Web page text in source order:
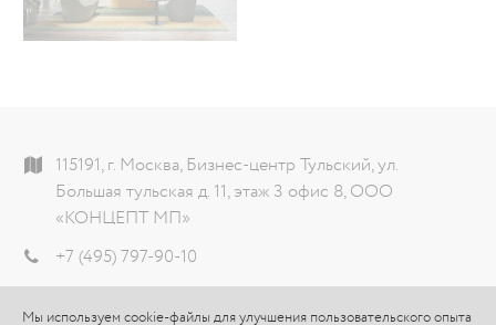
Мы используем cookie-файлы для улучшения пользовательского опыта
115191, г. Москва, Бизнес-центр Тульский, ул.
Большая тульская д. 11, этаж 3 офис 8, ООО
«КОНЦЕПТ МП»
+7 (495) 797-90-10